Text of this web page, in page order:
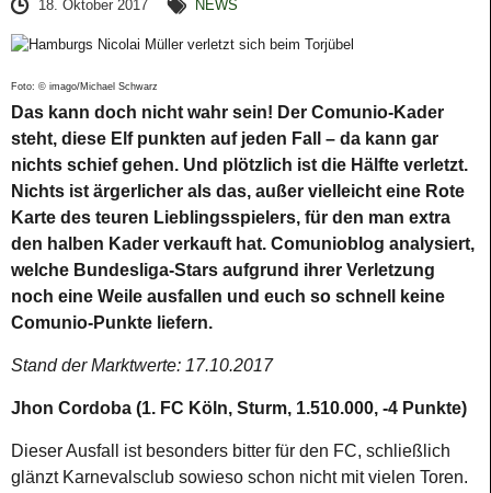
18. Oktober 2017 NEWS
Foto: © imago/Michael Schwarz
Das kann doch nicht wahr sein! Der Comunio-Kader
steht, diese Elf punkten auf jeden Fall – da kann gar
nichts schief gehen. Und plötzlich ist die Hälfte verletzt.
Nichts ist ärgerlicher als das, außer vielleicht eine Rote
Karte des teuren Lieblingsspielers, für den man extra
den halben Kader verkauft hat. Comunioblog analysiert,
welche Bundesliga-Stars aufgrund ihrer Verletzung
noch eine Weile ausfallen und euch so schnell keine
Comunio-Punkte liefern.
Stand der Marktwerte: 17.10.2017
Jhon Cordoba (1. FC Köln, Sturm, 1.510.000, -4 Punkte)
Dieser Ausfall ist besonders bitter für den FC, schließlich
glänzt Karnevalsclub sowieso schon nicht mit vielen Toren.